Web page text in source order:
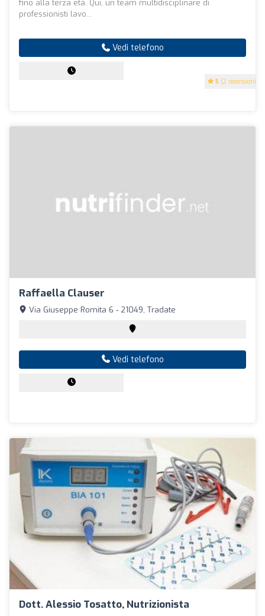
5 (2 recensioni)
fino alla terza età. Qui, un team multidisciplinare di
professionisti lavo...
Vedi telefono
Raffaella Clauser
Via Giuseppe Romita 6 - 21049, Tradate
Vedi telefono
Dott. Alessio Tosatto, Nutrizionista